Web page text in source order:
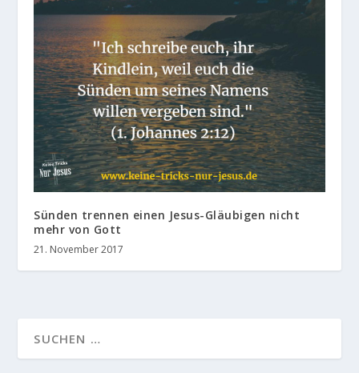
Sünden trennen einen Jesus-Gläubigen nicht
mehr von Gott
21. November 2017